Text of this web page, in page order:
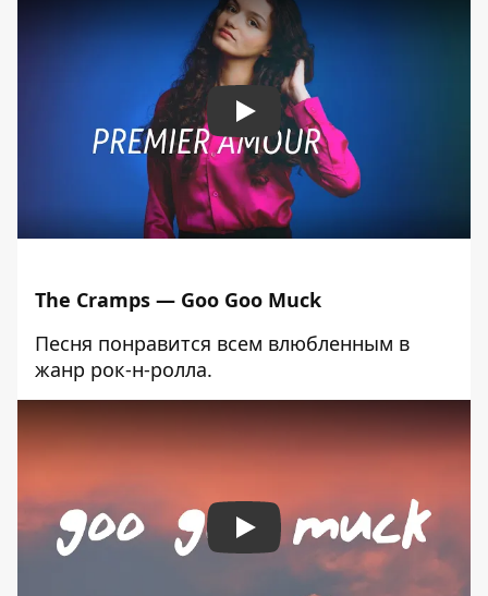
Play
The Cramps — Goo Goo Muck
Песня понравится всем влюбленным в
жанр рок-н-ролла.
Play